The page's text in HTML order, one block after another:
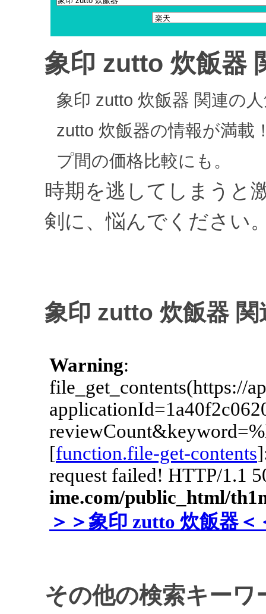
象印 zutto 炊飯器
象印 zutto 炊飯器 関連の
zutto 炊飯器の情報が満載
プ間の価格比較にも。
時期を逃してしまうと
剣に、悩んでください
象印 zutto 炊飯器
その他の検索キーワ